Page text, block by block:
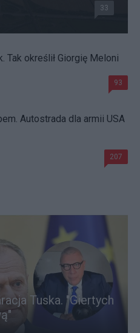
33
Tak określił Giorgię Meloni
93
Autostrada dla armii USA
207
Tuska. "Giertych